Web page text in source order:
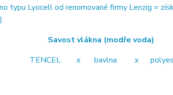
typu Lyocell od renomované firmy Lenzig =
vlákna (modře voda)
x bavlna x